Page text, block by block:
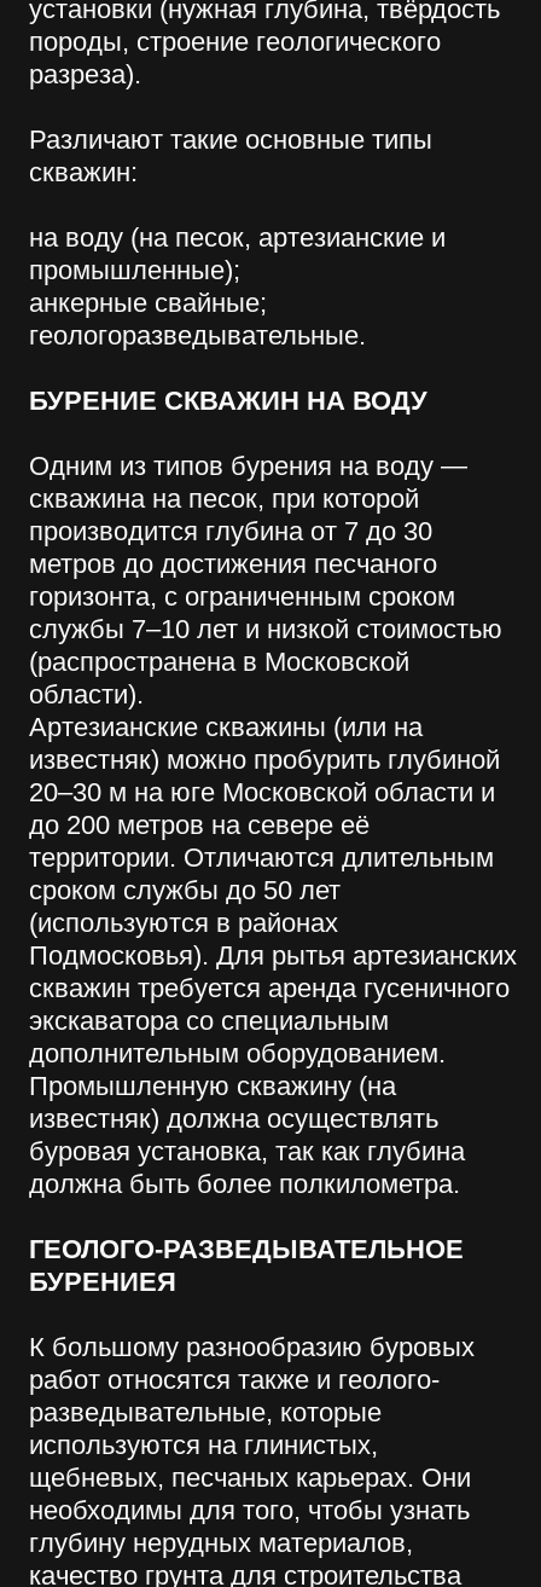
Одним из типов бурения на воду —
скважина на песок, при которой
производится глубина от 7 до 30
метров до достижения песчаного
службы 7–10 лет и низкой стоимостью
(распространена в Московской
области).
известняк) можно пробурить глубиной
20–30 м на юге Московской области и
до 200 метров на севере её
территории. Отличаются длительным
сроком службы до 50 лет
(используются в районах
экскаватора со специальным
Промышленную скважину (на
известняк) должна осуществлять
буровая установка, так как глубина
должна быть более полкилометра.
ГЕОЛОГО-РАЗВЕДЫВАТЕЛЬНОЕ
БУРЕНИЕЯ
К большому разнообразию буровых
работ относятся также и геолого-
разведывательные, которые
используются на глинистых,
щебневых, песчаных карьерах. Они
необходимы для того, чтобы узнать
глубину нерудных материалов,
качество грунта для строительства
сооружений.
АНКЕРНЫЕ И СВАЙНЫЕ
СКВАЖИНЫ
Анкерные скважины используют при
устройстве свайных фундаментов.
Свайные проёмы осуществляют при
капитальном и малоэтажном
строительстве, поэтому они более
глубокие.
Способ бурения зависит от сложности
грунта, проектной глубины проёма и
назначения бурения в целом.
ОСНОВНЫЕ ВИДЫ БУРЕНИЯ
вращательное бурение, которое в свою
очередь делится на подвиды:
шарочное;
шнековое;
Ударное бурение используется реже:
ударно-канатное;
ударно-штанговое;
ударное-вращательное;
Вибрационный вид бурения применяют
для мягкого грунта.
Комбинированный вид могут
использовать на любом участке
скважины.